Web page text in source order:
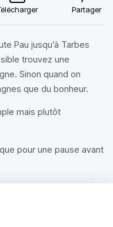
Partager
Pau jusqu’à Tarbes
trouvez une
Sinon quand on
que du bonheur.
mais plutôt
pour une pause avant